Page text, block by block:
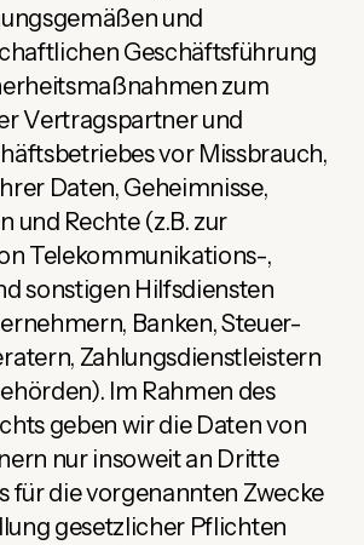
und
Geschäftsführung
zum
Vertragspartner und
vor Missbrauch,
Daten, Geheimnisse,
und Rechte (z.B. zur
Telekommunikations-,
sonstigen Hilfsdiensten
Banken, Steuer-
Zahlungsdienstleistern
Im Rahmen des
geben wir die Daten von
nur insoweit an Dritte
für die vorgenannten Zwecke
gesetzlicher Pflichten